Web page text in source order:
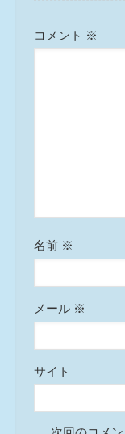
コメント ※
名前 ※
メール ※
サイト